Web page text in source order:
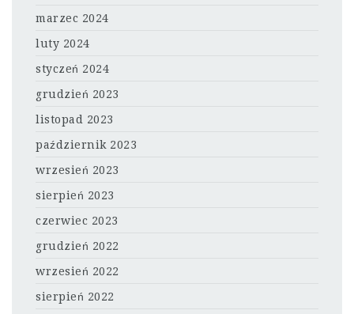
marzec 2024
luty 2024
styczeń 2024
grudzień 2023
listopad 2023
październik 2023
wrzesień 2023
sierpień 2023
czerwiec 2023
grudzień 2022
wrzesień 2022
sierpień 2022